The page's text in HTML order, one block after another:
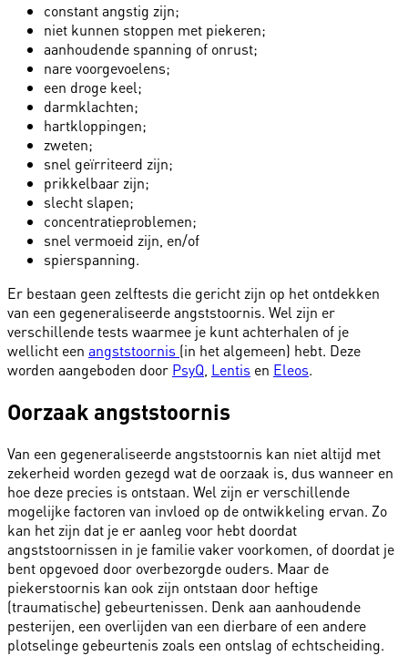
constant angstig zijn;
niet kunnen stoppen met piekeren;
aanhoudende spanning of onrust;
nare voorgevoelens;
een droge keel;
darmklachten;
hartkloppingen;
zweten;
snel geïrriteerd zijn;
prikkelbaar zijn;
slecht slapen;
concentratieproblemen;
snel vermoeid zijn, en/of
spierspanning.
Er bestaan geen zelftests die gericht zijn op het ontdekken
van een gegeneraliseerde angststoornis. Wel zijn er
verschillende tests waarmee je kunt achterhalen of je
wellicht een angststoornis (in het algemeen) hebt. Deze
worden aangeboden door PsyQ, Lentis en Eleos.
Oorzaak angststoornis
Van een gegeneraliseerde angststoornis kan niet altijd met
zekerheid worden gezegd wat de oorzaak is, dus wanneer en
hoe deze precies is ontstaan. Wel zijn er verschillende
mogelijke factoren van invloed op de ontwikkeling ervan. Zo
kan het zijn dat je er aanleg voor hebt doordat
angststoornissen in je familie vaker voorkomen, of doordat je
bent opgevoed door overbezorgde ouders. Maar de
piekerstoornis kan ook zijn ontstaan door heftige
(traumatische) gebeurtenissen. Denk aan aanhoudende
pesterijen, een overlijden van een dierbare of een andere
plotselinge gebeurtenis zoals een ontslag of echtscheiding.